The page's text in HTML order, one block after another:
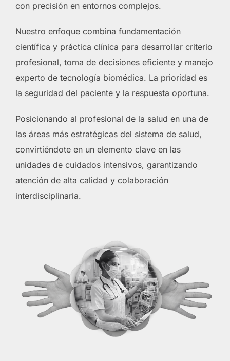
con precisión en entornos complejos.
Nuestro enfoque combina fundamentación
científica y práctica clínica para desarrollar criterio
profesional, toma de decisiones eficiente y manejo
experto de tecnología biomédica. La prioridad es
la seguridad del paciente y la respuesta oportuna.
Posicionando al profesional de la salud en una de
las áreas más estratégicas del sistema de salud,
convirtiéndote en un elemento clave en las
unidades de cuidados intensivos, garantizando
atención de alta calidad y colaboración
interdisciplinaria.